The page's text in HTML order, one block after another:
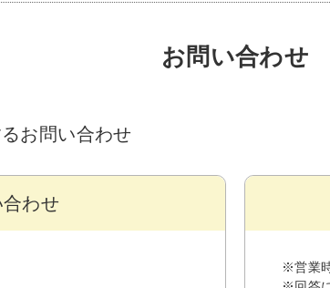
お問い合わせ
お問い合わせ
わせ
※営業